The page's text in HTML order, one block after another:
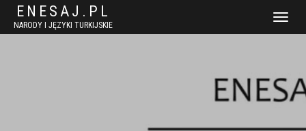
ENESAJ.PL
NARODY I JĘZYKI TURKIJSKIE
WŁĄCZ